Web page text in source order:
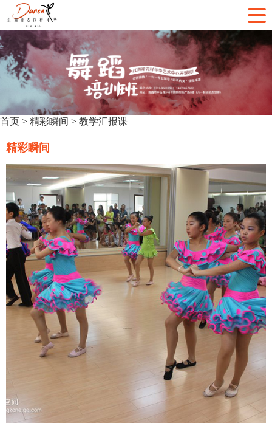
首页 > 精彩瞬间 > 教学汇报课
精彩瞬间